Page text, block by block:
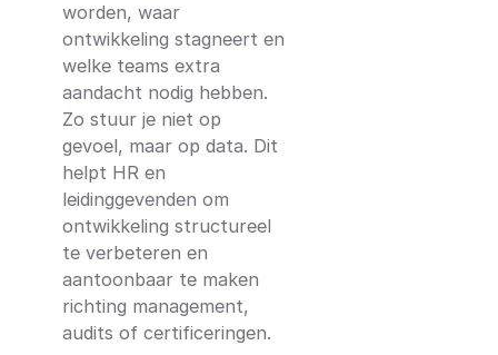
worden, waar
ontwikkeling stagneert en
welke teams extra
aandacht nodig hebben.
Zo stuur je niet op
gevoel, maar op data. Dit
helpt HR en
leidinggevenden om
ontwikkeling structureel
te verbeteren en
aantoonbaar te maken
richting management,
audits of certificeringen.